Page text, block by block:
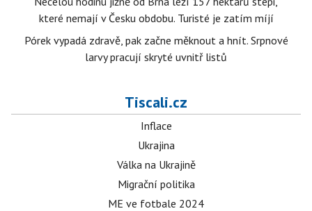
které nemají v Česku obdobu. Turisté je zatím míjí
Pórek vypadá zdravě, pak začne měknout a hnít. Srpnové
larvy pracují skryté uvnitř listů
Tiscali.cz
Inflace
Ukrajina
Válka na Ukrajině
Migrační politika
ME ve fotbale 2024